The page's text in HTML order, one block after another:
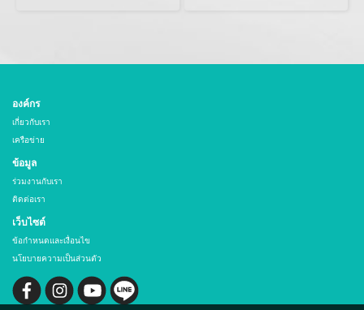
องค์กร
เกี่ยวกับเรา
เครือข่าย
ข้อมูล
ร่วมงานกับเรา
ติดต่อเรา
เว็บไซต์
ข้อกำหนดและเงื่อนไข
นโยบายความเป็นส่วนตัว